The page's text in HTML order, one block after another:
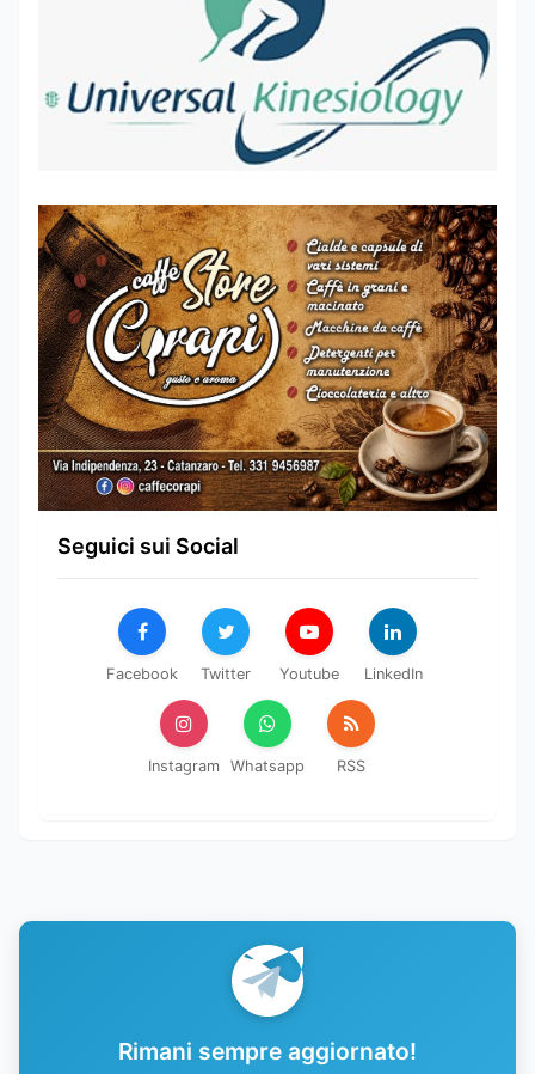
Seguici sui Social
Facebook Twitter Youtube LinkedIn
Instagram Whatsapp RSS
Rimani sempre aggiornato!